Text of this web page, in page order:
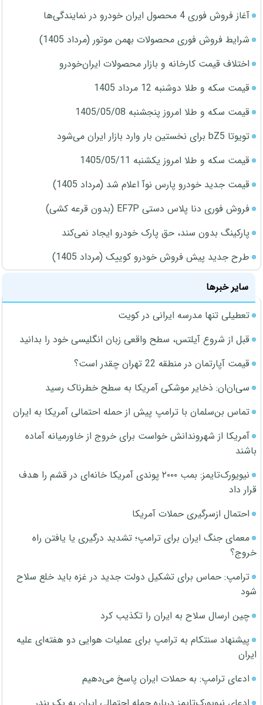
آغاز فروش فوری 4 محصول ایران خودرو در نمایندگی‌ها
شرایط فروش فوری محصولات بهمن موتور (مرداد 1405)
اختلاف قیمت کارخانه و بازار محصولات ایران‌خودرو
قیمت سکه و طلا دوشنبه 12 مرداد 1405
قیمت سکه و طلا امروز پنجشنبه 1405/05/08
تویوتا bZ5 برای نخستین بار وارد بازار ایران می‌شود
قیمت سکه و طلا امروز یکشنبه 1405/05/11
قیمت جدید خودرو پارس نوآ اعلام شد (مرداد 1405)
فروش فوری دنا پلاس دستی EF7P (بدون قرعه کشی)
پارکینگ بدون سند، حق پارک خودرو ایجاد نمی‌کند
طرح جدید پیش فروش خودرو کوییک (مرداد 1405)
سایر خبرها
تعطیلی تنها مدرسه ایرانی در کویت
قبل از شروع آیلتس، سطح واقعی زبان انگلیسی خود را بدانید
قیمت آپارتمان در منطقه 22 تهران چقدر است؟
سی‌ان‌ان: ذخایر موشکی آمریکا به سطح خطرناک رسید
تماس بن‌سلمان با ترامپ پیش از حمله احتمالی آمریکا به ایران
آمریکا از شهروندانش خواست برای خروج از خاورمیانه آماده
باشند
نیویورک‌تایمز: بمب ۲۰۰۰ پوندی آمریکا خانه‌ای در قشم را هدف
قرار داد
احتمال ازسرگیری حملات آمریکا
معمای جنگ ایران برای ترامپ؛ تشدید درگیری یا یافتن راه
خروج؟
ترامپ: حماس برای تشکیل دولت جدید در غزه باید خلع سلاح
شود
چین ارسال سلاح به ایران را تکذیب کرد
پیشنهاد سنتکام به ترامپ برای عملیات هوایی دو هفته‌ای علیه
ایران
ادعای ترامپ: به حملات ایران پاسخ می‌دهیم